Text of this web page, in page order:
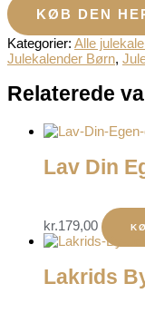
KØB DEN
Kategorier: Alle
Julekalender Børn,
Relaterede
Lav Din
kr.179,00
Lakrids